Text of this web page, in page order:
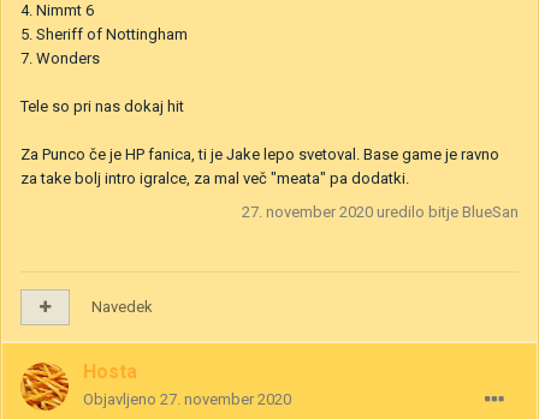
4. Nimmt 6
5. Sheriff of Nottingham
7. Wonders
Tele so pri nas dokaj hit
Za Punco če je HP fanica, ti je Jake lepo svetoval. Base game je ravno
za take bolj intro igralce, za mal več "meata" pa dodatki.
27. november 2020 uredilo bitje BlueSan
Navedek
Hosta
Objavljeno 27. november 2020